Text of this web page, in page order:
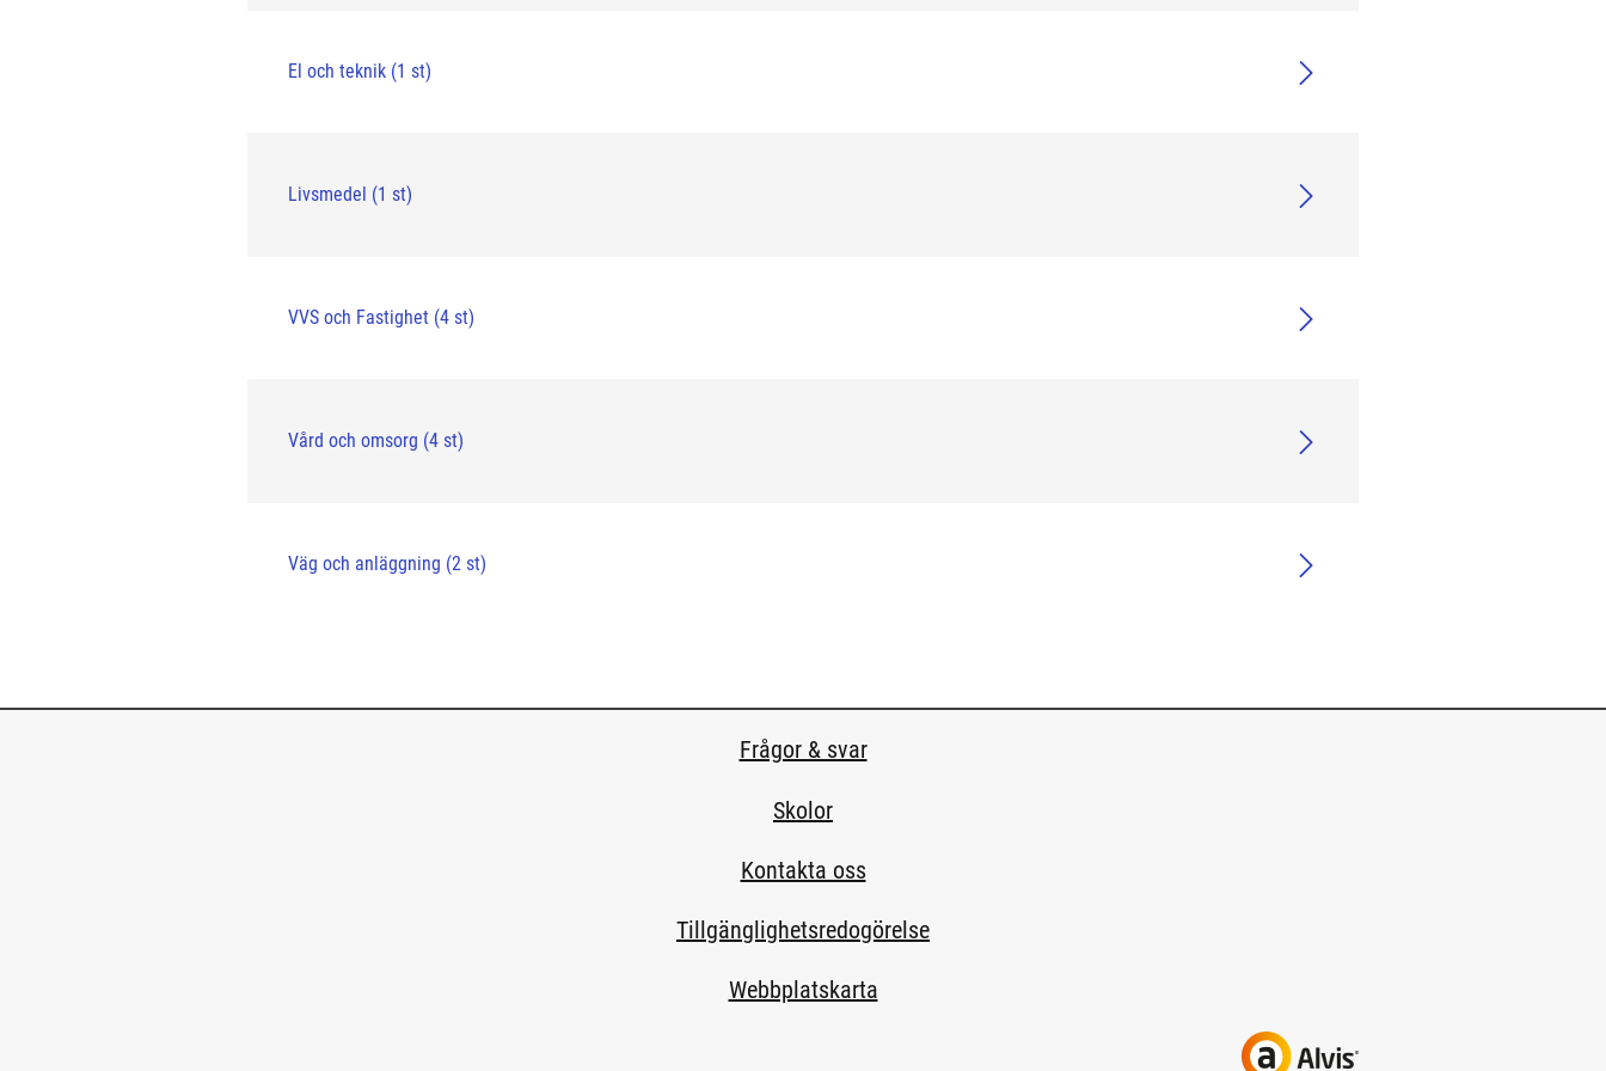
El och teknik (1 st)
Livsmedel (1 st)
VVS och Fastighet (4 st)
Vård och omsorg (4 st)
Väg och anläggning (2 st)
Frågor & svar
Skolor
Kontakta oss
Tillgänglighetsredogörelse
Webbplatskarta